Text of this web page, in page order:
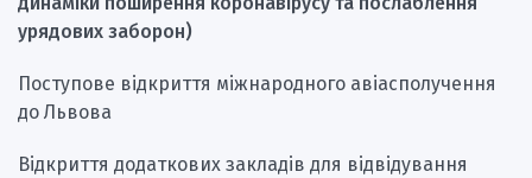
урядових заборон)
Поступове відкриття міжнародного авіасполучення
до Львова
Відкриття додаткових закладів для відвідування